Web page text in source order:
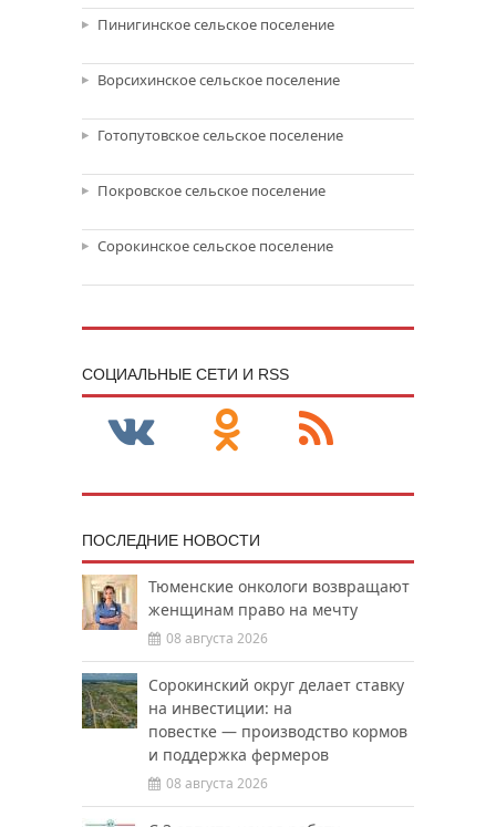
Пинигинское сельское поселение
Ворсихинское сельское поселение
Готопутовское сельское поселение
Покровское сельское поселение
Сорокинское сельское поселение
CОЦИАЛЬНЫЕ СЕТИ И RSS
ПОСЛЕДНИЕ НОВОСТИ
Тюменские онкологи возвращают
женщинам право на мечту
08 августа 2026
Сорокинский округ делает ставку
на инвестиции: на
повестке — производство кормов
и поддержка фермеров
08 августа 2026